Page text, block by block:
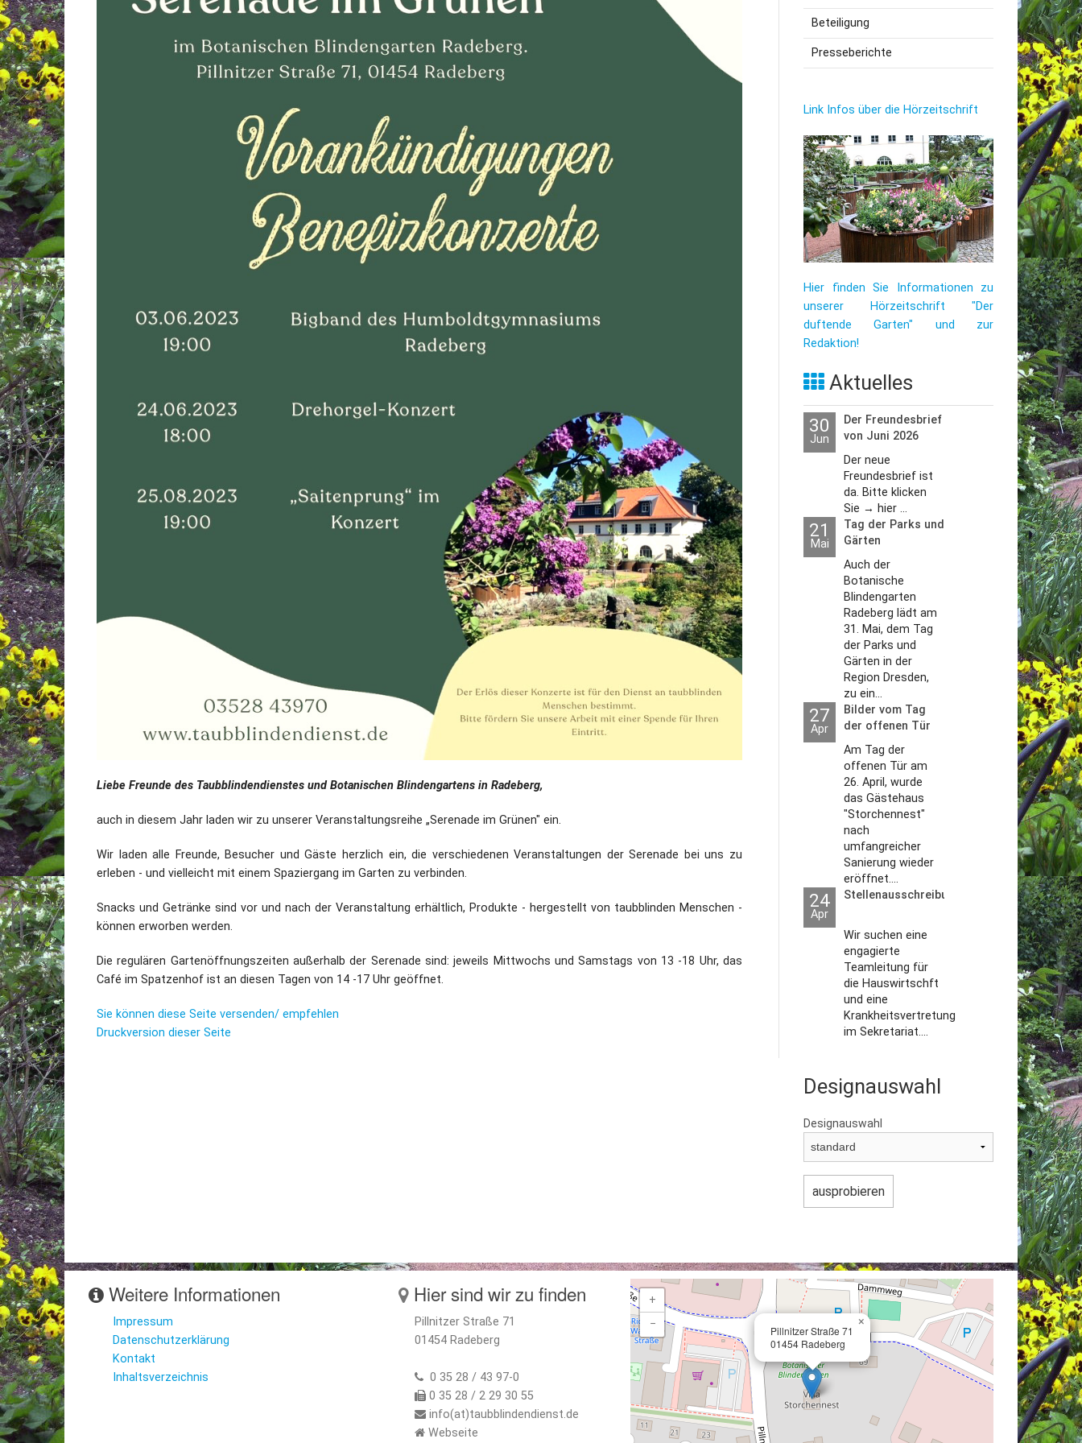
Seminare, Termine
Ehrungen und Mitgliedschaften
Veröffentlchungen
Datenschutzerklärung
Liebe Freunde des Taubblindendienstes und Botanischen Blindengartens in Radeberg,
auch in diesem Jahr laden wir zu unserer Veranstaltungsreihe „Serenade im Grünen" ein.
Wir laden alle Freunde, Besucher und Gäste herzlich ein, die verschiedenen Veranstaltungen der Serenade bei uns zu
erleben - und vielleicht mit einem Spaziergang im Garten zu verbinden.
Snacks und Getränke sind vor und nach der Veranstaltung erhältlich, Produkte - hergestellt von taubblinden Menschen -
können erworben werden.
Die regulären Gartenöffnungszeiten außerhalb der Serenade sind: jeweils Mittwochs und Samstags von 13 -18 Uhr, das
Café im Spatzenhof ist an diesen Tagen von 14 -17 Uhr geöffnet.
Sie können diese Seite versenden/ empfehlen
Druckversion dieser Seite
Beteiligung
Presseberichte
Link Infos über die Hörzeitschrift
Hier finden Sie Informationen zu
unserer Hörzeitschrift "Der
duftende Garten" und zur
Redaktion!
Aktuelles
30
Jun
Der Freundesbrief
von Juni 2026
Der neue
Freundesbrief ist
da. Bitte klicken
Sie → hier ...
21
Mai
Tag der Parks und
Gärten
Auch der
Botanische
Blindengarten
Radeberg lädt am
31. Mai, dem Tag
der Parks und
Gärten in der
Region Dresden,
zu ein...
27
Apr
Bilder vom Tag
der offenen Tür
2026
Am Tag der
offenen Tür am
26. April, wurde
das Gästehaus
"Storchennest"
nach
umfangreicher
Sanierung wieder
eröffnet....
24
Apr
Stellenausschreibungen
Wir suchen eine
engagierte
Teamleitung für
die Hauswirtschft
und eine
Krankheitsvertretung
im Sekretariat....
Designauswahl
Designauswahl
Weitere Informationen
Impressum
Datenschutzerklärung
Kontakt
Inhaltsverzeichnis
Hier sind wir zu finden
Pillnitzer Straße 71
01454 Radeberg
0 35 28 / 43 97-0
0 35 28 / 2 29 30 55
info(at)taubblindendienst.de
Webseite
Pillnitzer Straße 71
01454 Radeberg
×
+
−